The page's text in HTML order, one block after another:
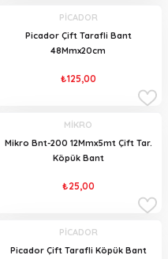
PİCADOR
Picador Çift Tarafli Bant
48Mmx20cm
₺125,00
MİKRO
Mikro Bnt-200 12Mmx5mt Çift Tar.
Köpük Bant
₺25,00
PİCADOR
Picador Çift Tarafli Köpük Bant